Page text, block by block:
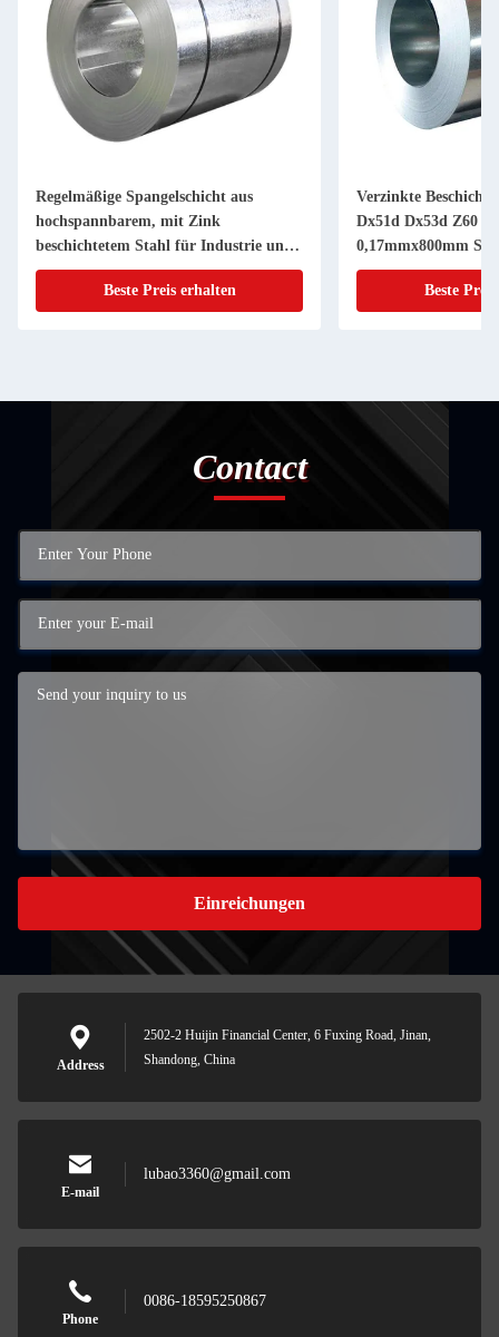
Regelmäßige Spangelschicht aus
hochspannbarem, mit Zink
beschichtetem Stahl für Industrie und
verzinkte Beschichtungen
Beste Preis erhalten
Verzinkte
Dx51d Dx53d Z60
0,17mmx800mm
Zink beschichtet
Beschichtung
Beste
Contact
Einreichungen
Address
2502-2 Huijin Financial Center, 6 Fuxing Road, Jinan,
Shandong, China
E-mail
lubao3360@gmail.com
Phone
0086-18595250867